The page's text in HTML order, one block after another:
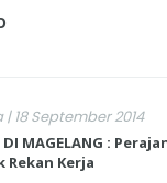
18 September 2014
DI MAGELANG :
Rekan Kerja
CARA UMAT
KERUKUNAN